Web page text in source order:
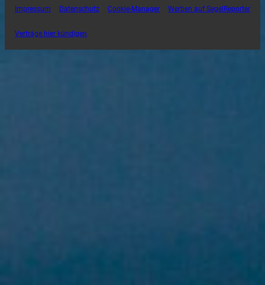
Impressum Datenschutz Cookie-Manager Werben auf SegelReporter
Verträge hier kündigen